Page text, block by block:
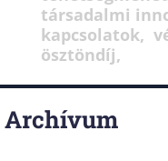
társadalmi
kapcsolatok
ösztöndíj
Archívum